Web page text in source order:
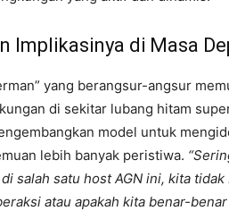
Implikasinya di Masa
yang berangsur-angsur
di sekitar lubang hitam
model untuk
lebih banyak peristiwa.
salah satu host AGN ini, kita
atau apakah kita benar-